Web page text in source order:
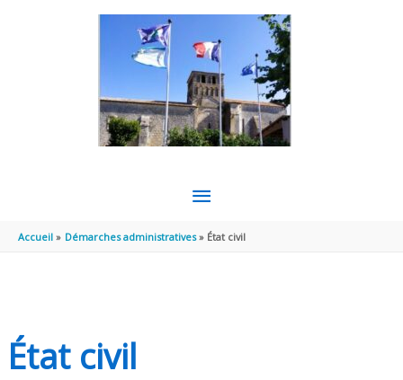
MENU
PRINCIPAL
Accueil Démarches administratives État civil
État civil